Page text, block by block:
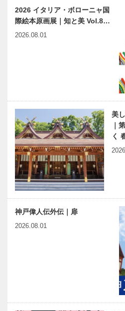
2026 イタリア・ボローニャ国
際絵本原画展｜知と美 Vol.8…
2026.08.01
美
｜
く
神戸偉人伝外伝｜扉
2026.08.01